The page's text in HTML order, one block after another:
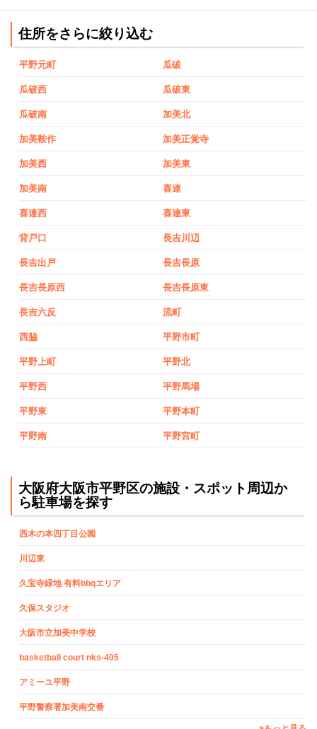
住所をさらに絞り込む
平野元町 瓜破
瓜破西 瓜破東
瓜破南 加美北
加美鞍作 加美正覚寺
加美西 加美東
加美南 喜連
喜連西 喜連東
背戸口 長吉川辺
長吉出戸 長吉長原
長吉長原西 長吉長原東
長吉六反 流町
西脇 平野市町
平野上町 平野北
平野西 平野馬場
平野東 平野本町
平野南 平野宮町
大阪府大阪市平野区の施設・スポット周辺か
ら駐車場を探す
西木の本四丁目公園
川辺東
久宝寺緑地 有料bbqエリア
久保スタジオ
大阪市立加美中学校
basketball court nks-405
アミーユ平野
平野警察署加美南交番